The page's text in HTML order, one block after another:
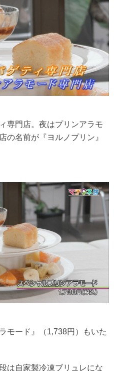
専門店。夜はプリンアラモ
の名前が『ヨルノプリン』
モード』（1,738円）もいた
は自家製冷凍ブリュレにな